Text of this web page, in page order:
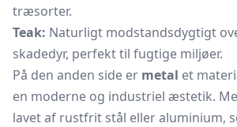
træsorter.
Teak: Naturligt modstandsdygtigt
skadedyr, perfekt til fugtige miljøer.
På den anden side er metal et
en moderne og industriel æstetik.
lavet af rustfrit stål eller aluminium,